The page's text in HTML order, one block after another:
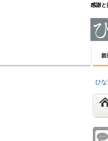
感謝と
ひな